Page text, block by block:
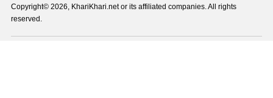
Copyright© 2026, KhariKhari.net or its affiliated companies. All rights
reserved.